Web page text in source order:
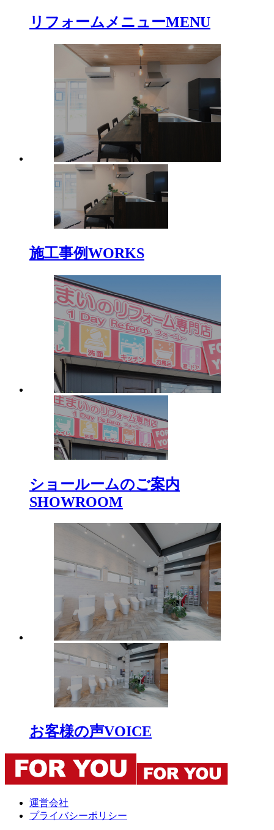
リフォームメニューMENU
施工事例WORKS
ショールームのご案内
SHOWROOM
お客様の声VOICE
運営会社
プライバシーポリシー